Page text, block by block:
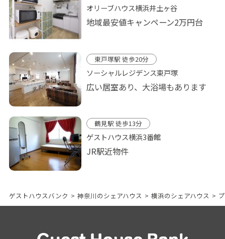
オリーブハウス横浜井土ヶ谷
地域最安値キャンペーン2万円台
東戸塚駅 徒歩20分
ソーシャルレジデンス東戸塚
広い居室あり、大浴場もあります
鶴見駅 徒歩13分
ゲストハウス横浜3番館
JR駅近物件
ゲストハウスバンク > 神奈川のシェアハウス > 横浜のシェアハウス >